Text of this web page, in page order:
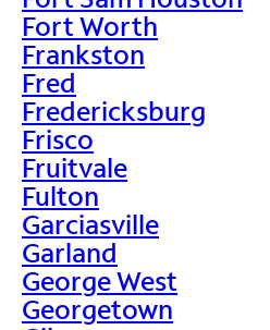
Fort Worth
Frankston
Fred
Fredericksburg
Frisco
Fruitvale
Fulton
Garciasville
Garland
George West
Georgetown